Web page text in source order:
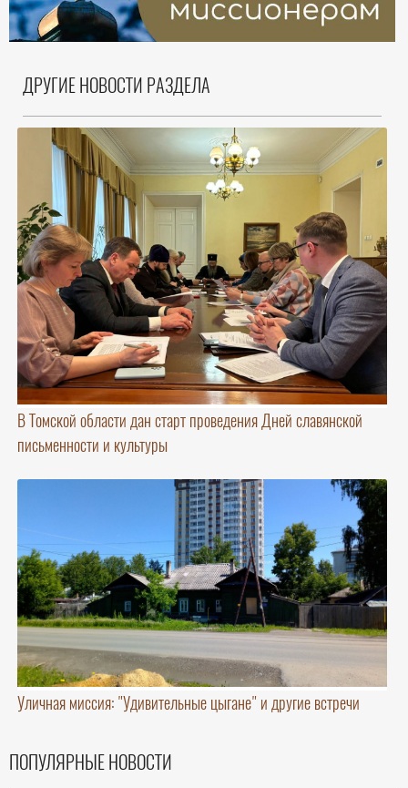
ДРУГИЕ НОВОСТИ РАЗДЕЛА
В Томской области дан старт проведения Дней славянской
письменности и культуры
Уличная миссия: "Удивительные цыгане" и другие встречи
ПОПУЛЯРНЫЕ НОВОСТИ